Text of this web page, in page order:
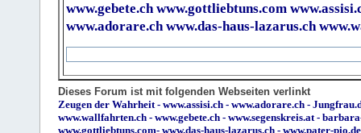
www.gebete.ch www.gottliebtuns.com
www.adorare.ch www.das-haus-lazarus.ch
Dieses Forum ist mit folgenden Webseiten verlinkt
Zeugen der Wahrheit - www.assisi.ch - www.adorare.ch -
www.wallfahrten.ch - www.gebete.ch - www.segenskreis.at -
www.gottliebtuns.com- www.das-haus-lazarus.ch - www.pater-pio.de